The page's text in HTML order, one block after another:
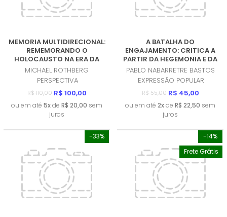
MEMORIA MULTIDIRECIONAL:
REMEMORANDO O
HOLOCAUSTO NA ERA DA
DESCOLONIZAÇAO
(PRODUTO NOVO)
MICHAEL ROTHBERG
PERSPECTIVA
R$ 110,00 R$ 100,00
ou em até 5xde R$ 20,00 sem
juros
A BATALHA DO
ENGAJAMENTO: CRITICA A
PARTIR DA HEGEMONIA E DA
ECONOMIA POLITICA DA
COMUNICAÇAO (EPC)
(PRODUTO NOVO)
PABLO NABARRETRE BASTOS
EXPRESSÃO POPULAR
R$ 55,00 R$ 45,00
ou em até 2xde R$ 22,50 sem
juros
-33%
-14%
Frete Grátis